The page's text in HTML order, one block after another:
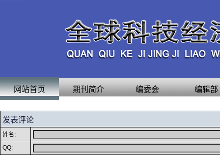
网站首页 期刊简介 编委会 编辑部
发表评论
姓名:
QQ: